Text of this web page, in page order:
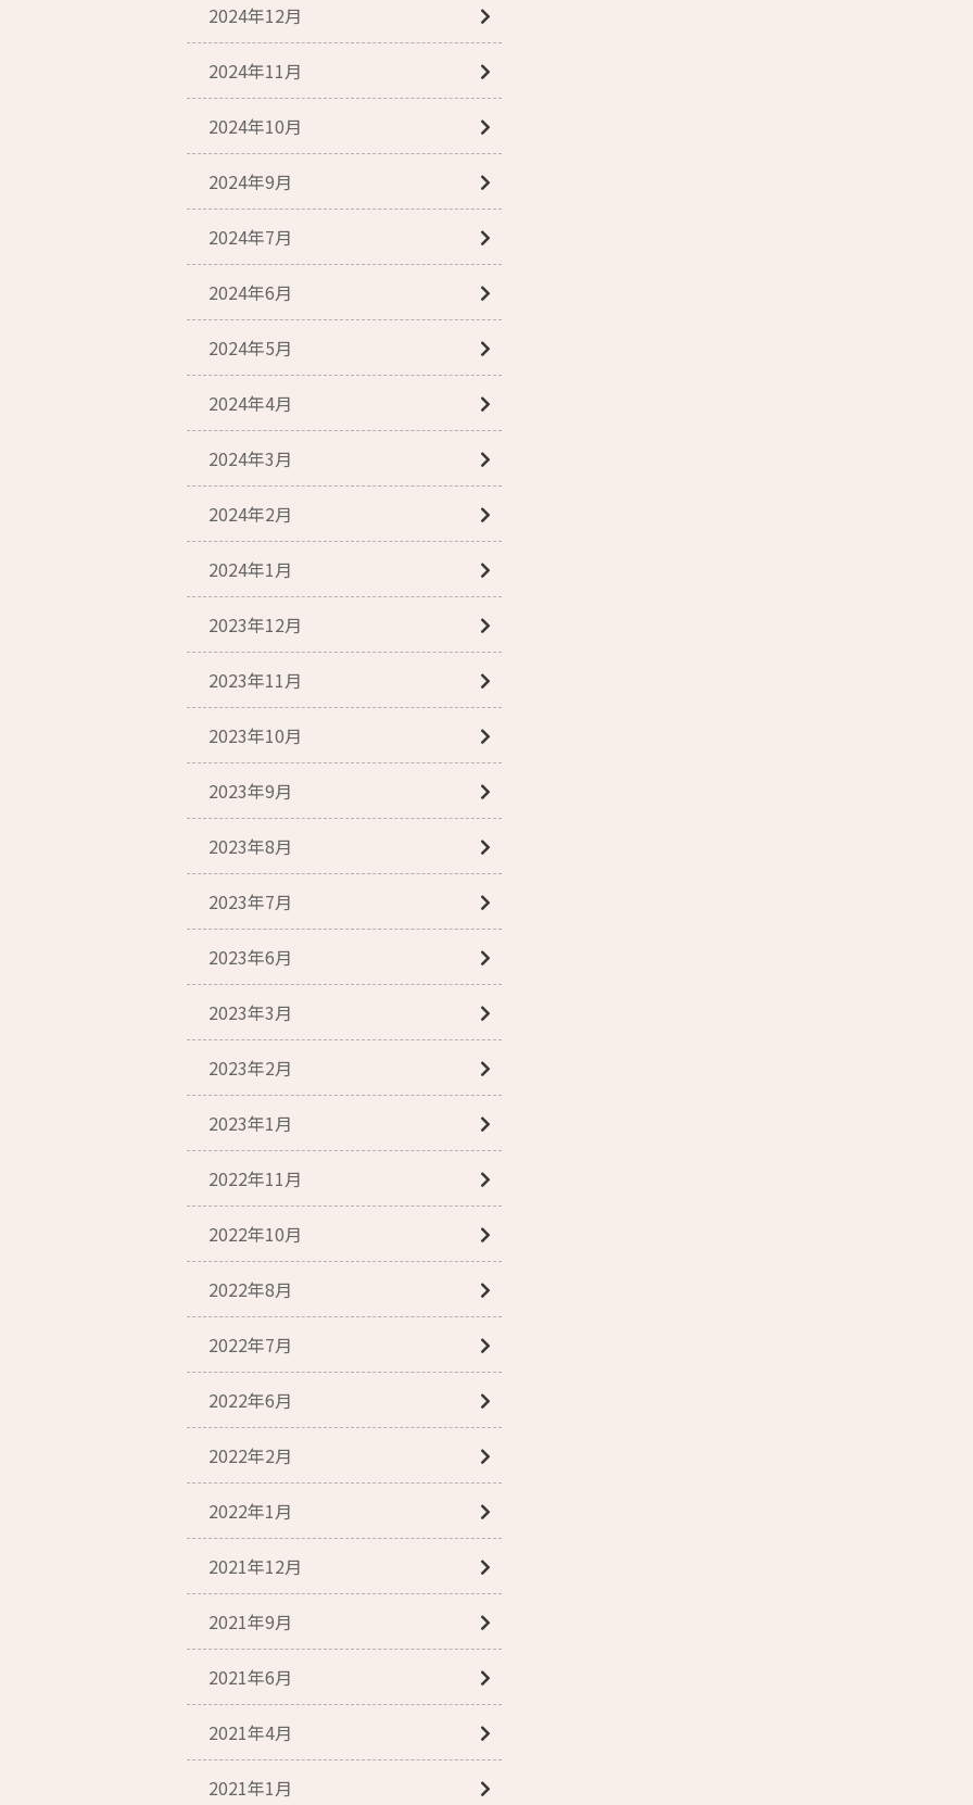
2024年12月
2024年11月
2024年10月
2024年9月
2024年7月
2024年6月
2024年5月
2024年4月
2024年3月
2024年2月
2024年1月
2023年12月
2023年11月
2023年10月
2023年9月
2023年8月
2023年7月
2023年6月
2023年3月
2023年2月
2023年1月
2022年11月
2022年10月
2022年8月
2022年7月
2022年6月
2022年2月
2022年1月
2021年12月
2021年9月
2021年6月
2021年4月
2021年1月